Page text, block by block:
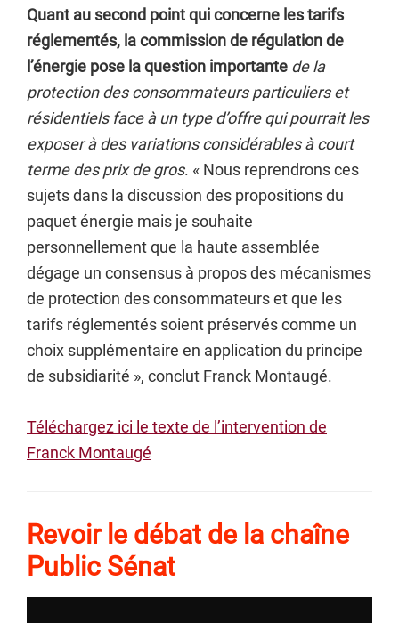
Quant au second point qui concerne les tarifs
réglementés, la commission de régulation de
l’énergie pose la question importante de la
protection des consommateurs particuliers et
résidentiels face à un type d’offre qui pourrait les
exposer à des variations considérables à court
terme des prix de gros. « Nous reprendrons ces
sujets dans la discussion des propositions du
paquet énergie mais je souhaite
personnellement que la haute assemblée
dégage un consensus à propos des mécanismes
de protection des consommateurs et que les
tarifs réglementés soient préservés comme un
choix supplémentaire en application du principe
de subsidiarité », conclut Franck Montaugé.
Téléchargez ici le texte de l’intervention de
Franck Montaugé
Revoir le débat de la chaîne
Public Sénat